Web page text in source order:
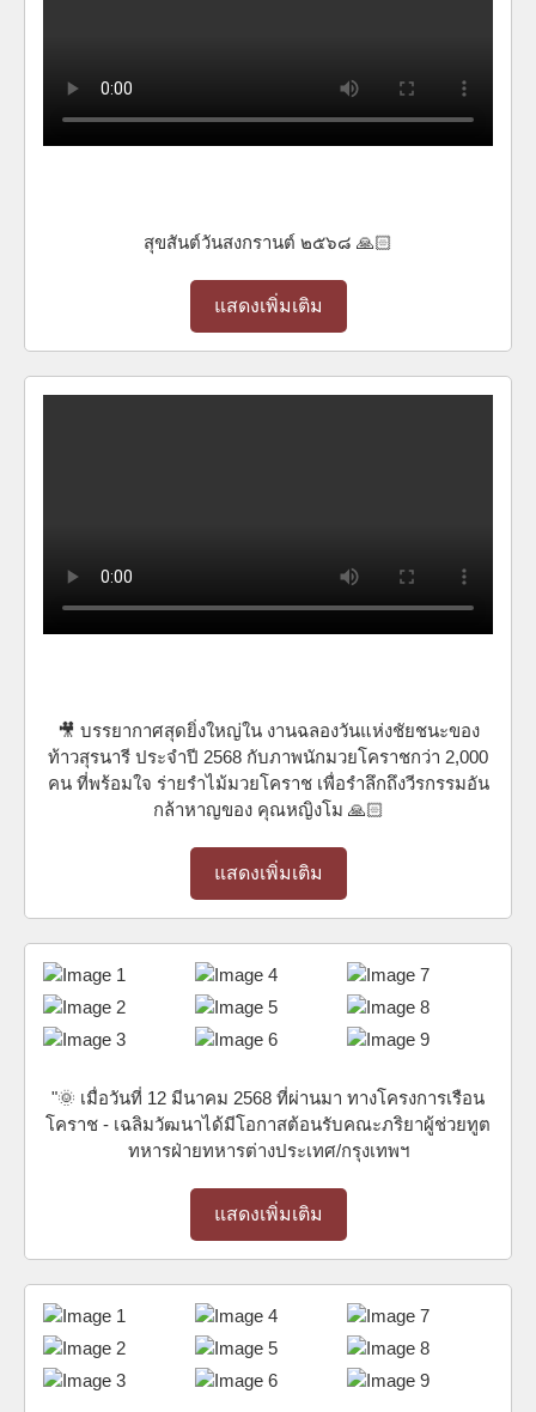
สุขสันต์วันสงกรานต์ ๒๕๖๘ 🙏🏻
แสดงเพิ่มเติม
🎥 บรรยากาศสุดยิ่งใหญ่ใน งานฉลองวันแห่งชัยชนะของ
ท้าวสุรนารี ประจำปี 2568 กับภาพนักมวยโคราชกว่า 2,000
คน ที่พร้อมใจ ร่ายรำไม้มวยโคราช เพื่อรำลึกถึงวีรกรรมอัน
กล้าหาญของ คุณหญิงโม 🙏🏻
แสดงเพิ่มเติม
"🌞 เมื่อวันที่ 12 มีนาคม 2568 ที่ผ่านมา ทางโครงการเรือน
โคราช - เฉลิมวัฒนาได้มีโอกาสต้อนรับคณะภริยาผู้ช่วยทูต
ทหารฝ่ายทหารต่างประเทศ/กรุงเทพฯ
แสดงเพิ่มเติม